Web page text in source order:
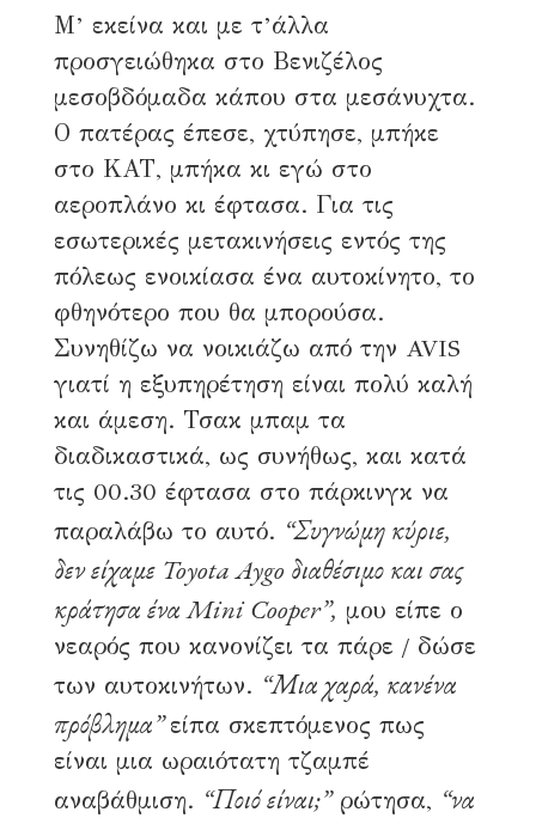
Μ’ εκείνα και με τ’άλλα
προσγειώθηκα στο Βενιζέλος
μεσοβδόμαδα κάπου στα μεσάνυχτα.
Ο πατέρας έπεσε, χτύπησε, μπήκε
στο ΚΑΤ, μπήκα κι εγώ στο
αεροπλάνο κι έφτασα. Για τις
εσωτερικές μετακινήσεις εντός της
πόλεως ενοικίασα ένα αυτοκίνητο, το
φθηνότερο που θα μπορούσα.
Συνηθίζω να νοικιάζω από την AVIS
γιατί η εξυπηρέτηση είναι πολύ καλή
και άμεση. Τσακ μπαμ τα
διαδικαστικά, ως συνήθως, και κατά
τις 00.30 έφτασα στο πάρκινγκ να
παραλάβω το αυτό. “Συγνώμη κύριε,
δεν είχαμε Toyota Aygo διαθέσιμο και σας
κράτησα ένα Mini Cooper”, μου είπε ο
νεαρός που κανονίζει τα πάρε / δώσε
των αυτοκινήτων. “Μια χαρά, κανένα
πρόβλημα”είπα σκεπτόμενος πως
είναι μια ωραιότατη τζαμπέ
αναβάθμιση. “Ποιό είναι;”ρώτησα, “να